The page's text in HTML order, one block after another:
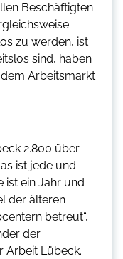
Beschäftigten
zu werden, ist
sind, haben
Arbeitsmarkt
2.800 über
ist jede und
ist ein Jahr und
der älteren
betreut“,
der
Arbeit Lübeck.